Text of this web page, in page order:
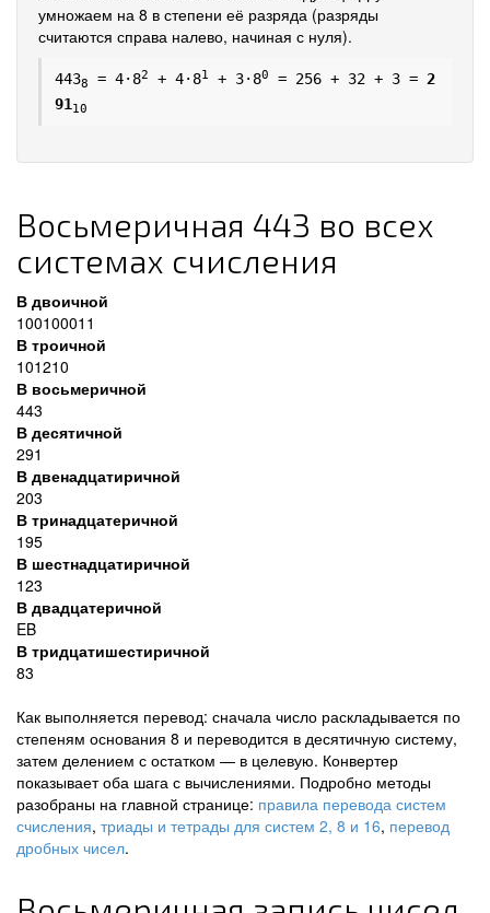
умножаем на 8 в степени её разряда (разряды
считаются справа налево, начиная с нуля).
4438 = 4·82 + 4·81 + 3·80 = 256 + 32 + 3 = 2
91 10
Восьмеричная 443 во всех
системах счисления
В двоичной
100100011
В троичной
101210
В восьмеричной
443
В десятичной
291
В двенадцатиричной
203
В тринадцатеричной
195
В шестнадцатиричной
123
В двадцатеричной
EB
В тридцатишестиричной
83
Как выполняется перевод: сначала число раскладывается по
степеням основания 8 и переводится в десятичную систему,
затем делением с остатком — в целевую. Конвертер
показывает оба шага с вычислениями. Подробно методы
разобраны на главной странице: правила перевода систем
счисления, триады и тетрады для систем 2, 8 и 16, перевод
дробных чисел.